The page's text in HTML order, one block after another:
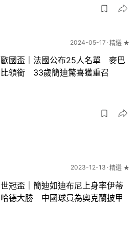
2024-05-17 精選 ★
歐國盃｜法國公布25人名單 麥巴
比領銜 33歲簡迪驚喜獲重召
2023-12-13 精選 ★
世冠盃｜簡迪如迪布尼上身率伊蒂
哈德大勝 中國球員為奧克蘭披甲